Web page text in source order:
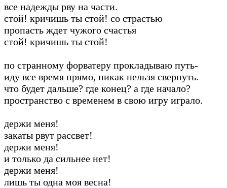
все надежды рву на части.
стой! кричишь ты стой! со страстью
пропасть ждет чужого счастья
стой! кричишь ты стой!
по странному форватеру прокладываю путь-
иду все время прямо, никак нельзя свернуть.
что будет дальше? где конец? а где начало?
пространство с временем в свою игру играло.
держи меня!
закаты рвут рассвет!
держи меня!
и только да сильнее нет!
держи меня!
лишь ты одна моя весна!